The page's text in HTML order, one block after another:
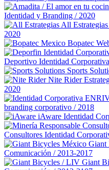
Identidad y Branding / 2020
All Estrategias
2020
Bopatec
Deportivo Identidad
Sports
Nite Rider
2020
branding corporativo / 2018
iAware Identidad
Consultores Identidad
Giant
Comunicación / 2013-2017
Giant